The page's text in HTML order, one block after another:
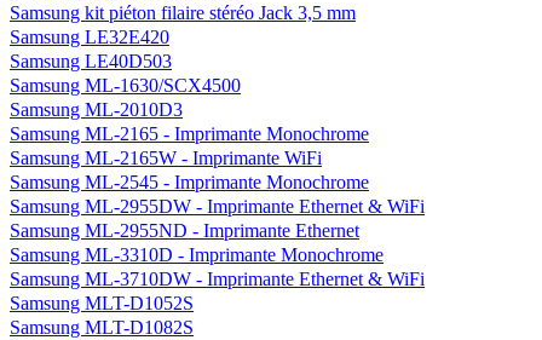
Samsung kit piéton filaire stéréo Jack 3,5 mm
Samsung LE32E420
Samsung LE40D503
Samsung ML-1630/SCX4500
Samsung ML-2010D3
Samsung ML-2165 - Imprimante Monochrome
Samsung ML-2165W - Imprimante WiFi
Samsung ML-2545 - Imprimante Monochrome
Samsung ML-2955DW - Imprimante Ethernet & WiFi
Samsung ML-2955ND - Imprimante Ethernet
Samsung ML-3310D - Imprimante Monochrome
Samsung ML-3710DW - Imprimante Ethernet & WiFi
Samsung MLT-D1052S
Samsung MLT-D1082S